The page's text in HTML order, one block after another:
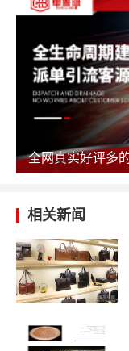
相关新闻